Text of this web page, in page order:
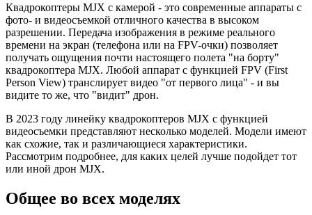
Квадрокоптеры MJX с камерой - это современные аппараты с
фото- и видеосъемкой отличного качества в высоком
разрешении. Передача изображения в режиме реального
времени на экран (телефона или на FPV-очки) позволяет
получать ощущения почти настоящего полета "на борту"
квадрокоптера MJX. Любой аппарат с функцией FPV (First
Person View) транслирует видео "от первого лица" - и вы
видите то же, что "видит" дрон.
В 2023 году линейку квадрокоптеров MJX с функцией
видеосъемки представляют несколько моделей. Модели имеют
как схожие, так и различающиеся характеристики.
Рассмотрим подробнее, для каких целей лучше подойдет тот
или иной дрон MJX.
Общее во всех моделях